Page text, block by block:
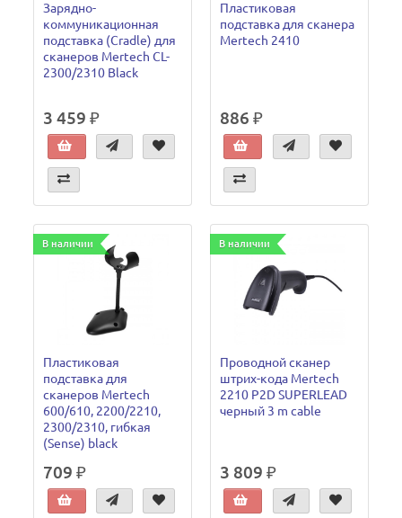
Зарядно-
коммуникационная
подставка (Cradle) для
сканеров Mertech CL-
2300/2310 Black
3 459 ₽
Пластиковая
подставка для сканера
Mertech 2410
886 ₽
В наличии
Пластиковая
подставка для
сканеров Mertech
600/610, 2200/2210,
2300/2310, гибкая
(Sense) black
709 ₽
В наличии
Проводной сканер
штрих-кода Mertech
2210 P2D SUPERLEAD
черный 3 m cable
3 809 ₽